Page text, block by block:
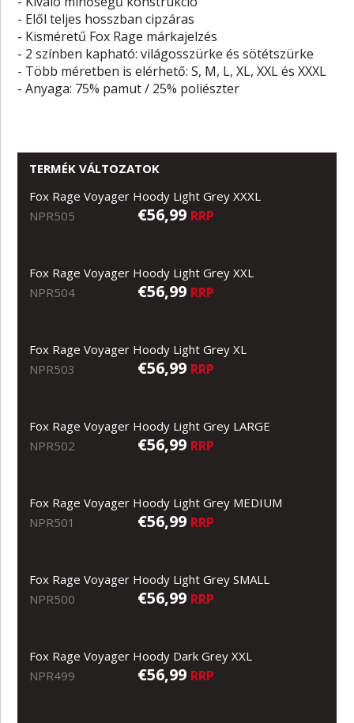
- Elől teljes hosszban cipzáras
- Kisméretű Fox Rage márkajelzés
- 2 színben kapható: világosszürke és sötétszürke
- Több méretben is elérhető: S, M, L, XL, XXL és XXXL
- Anyaga: 75% pamut / 25% poliészter
TERMÉK VÁLTOZATOK
Fox Rage Voyager Hoody Light Grey XXXL
NPR505
€56,99 RRP
Fox Rage Voyager Hoody Light Grey XXL
NPR504
€56,99 RRP
Fox Rage Voyager Hoody Light Grey XL
NPR503
€56,99 RRP
Fox Rage Voyager Hoody Light Grey LARGE
NPR502
€56,99 RRP
Fox Rage Voyager Hoody Light Grey MEDIUM
NPR501
€56,99 RRP
Fox Rage Voyager Hoody Light Grey SMALL
NPR500
€56,99 RRP
Fox Rage Voyager Hoody Dark Grey XXL
NPR499
€56,99 RRP